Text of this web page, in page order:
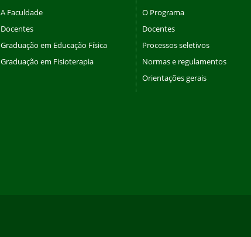
A Faculdade
Docentes
Graduação em Educação Física
Graduação em Fisioterapia
O Programa
Docentes
Processos seletivos
Normas e regulamentos
Orientações gerais